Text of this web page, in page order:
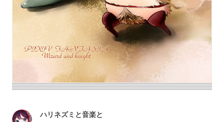
ハリネズミと音楽と